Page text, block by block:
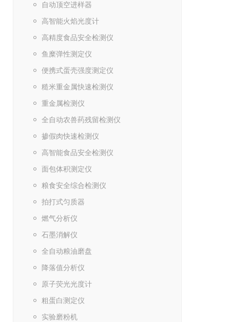
自动顶空进样器
高智能火焰光度计
高精度食品安全检测仪
鱼糜弹性测定仪
便携式蛋壳强度测定仪
糙米重金属快速检测仪
重金属检测仪
全自动农兽药残留检测仪
掺假肉快速检测仪
高智能食品安全检测仪
面包体积测定仪
粮食安全综合检测仪
拍打式匀质器
燃气分析仪
石墨消解仪
全自动粮油磨盘
降落值分析仪
原子荧光光度计
粗蛋白测定仪
实验磨粉机